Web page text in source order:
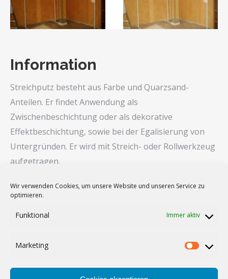
Wir verwenden Cookies, um unsere Website und unseren Service zu
optimieren.
Funktional Immer aktiv
Marketing
Information
Streichputz besteht aus Farbe und Quarzsand-
Anteilen. Er findet Anwendung als
Zwischenbeschichtung oder als dekorative
Effektbeschichtung, sowie bei der Egalisierung von
Untergründen. Er wird mit Streich- oder Rollwerkzeug
aufgetragen.
Streichputz ist für die meisten Oberflächen im
Innenbereich geeignet. Es gibt ihn in den Körnungen
fein, ca. 500–700 g/m²
grob, ca. 650–800 g/m²